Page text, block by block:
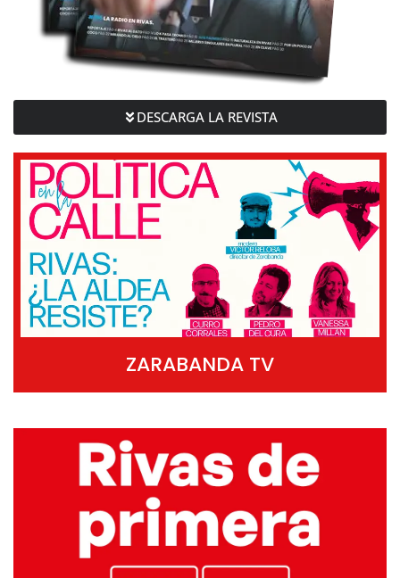
DESCARGA LA REVISTA
ZARABANDA TV